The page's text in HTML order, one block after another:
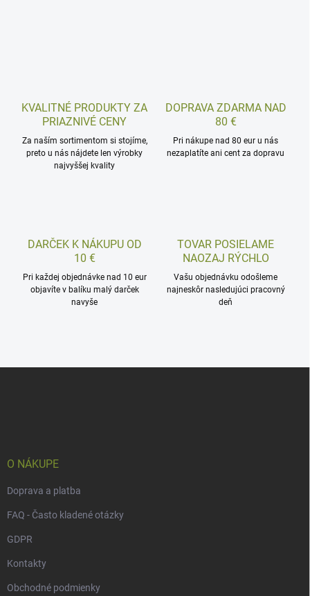
KVALITNÉ PRODUKTY ZA
PRIAZNIVÉ CENY
Za naším sortimentom si stojíme,
preto u nás nájdete len výrobky
najvyššej kvality
DOPRAVA ZDARMA NAD
80 €
Pri nákupe nad 80 eur u nás
nezaplatíte ani cent za dopravu
DARČEK K NÁKUPU OD
10 €
Pri každej objednávke nad 10 eur
objavíte v balíku malý darček
navyše
TOVAR POSIELAME
NAOZAJ RÝCHLO
Vašu objednávku odošleme
najneskôr nasledujúci pracovný
deň
O NÁKUPE
Doprava a platba
FAQ - Často kladené otázky
GDPR
Kontakty
Obchodné podmienky